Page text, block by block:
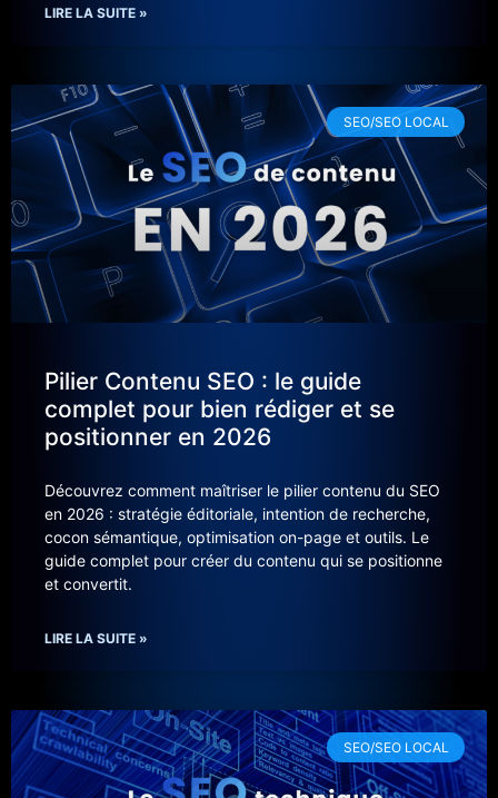
LIRE LA SUITE »
SEO/SEO LOCAL
Pilier Contenu SEO : le guide
complet pour bien rédiger et se
positionner en 2026
Découvrez comment maîtriser le pilier contenu du SEO
en 2026 : stratégie éditoriale, intention de recherche,
cocon sémantique, optimisation on-page et outils. Le
guide complet pour créer du contenu qui se positionne
et convertit.
LIRE LA SUITE »
SEO/SEO LOCAL